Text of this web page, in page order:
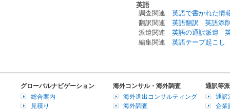
英語
調査関連
英語で書かれた情
翻訳関連
英語翻訳
英語添
派遣関連
英語の通訳派遣
編集関連
英語テープ起こし
グローバルナビゲーション
総合案内
見積り
海外コンサル・海外調査
海外進出コンサルティング
海外調査
通訳等
通訳
企業